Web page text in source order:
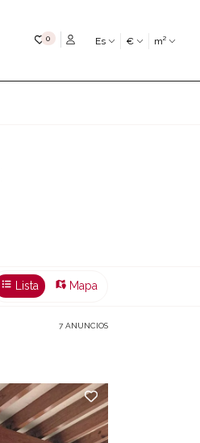
0Mis favoritosEs € m²
Lista Mapa
7 ANUNCIOS